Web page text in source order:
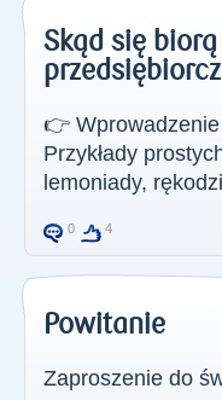
Skąd się
👉
Przykłady
lemoniady,
0 4
Powitanie
Zaproszenie do